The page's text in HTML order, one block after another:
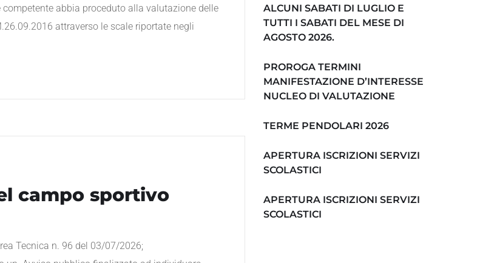
abbia proceduto alla valutazione delle
attraverso le scale riportate negli
campo sportivo
Tecnica n. 96 del 03/07/2026;
ALCUNI SABATI DI LUGLIO E
TUTTI I SABATI DEL MESE DI
AGOSTO 2026.
PROROGA TERMINI
MANIFESTAZIONE D’INTERESSE
NUCLEO DI VALUTAZIONE
TERME PENDOLARI 2026
APERTURA ISCRIZIONI SERVIZI
SCOLASTICI
APERTURA ISCRIZIONI SERVIZI
SCOLASTICI